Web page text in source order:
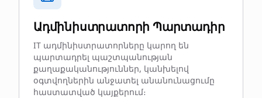
Ադմինիստրատորի Պարտադիր
IT ադմինիստրատորները կարող են
պարտադրել պաշտպանության
քաղաքականություններ, կանխելով
օգտվողներին անջատել անանունացումը
հաստատված կայքերում։